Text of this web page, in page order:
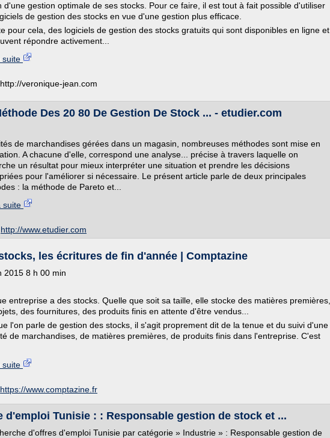
d'une gestion optimale de ses stocks. Pour ce faire, il est tout à fait possible d'utiliser
de gestion des stocks en vue d'une gestion plus efficace.
pour cela, des logiciels de gestion des stocks gratuits qui sont disponibles en ligne et
répondre activement...
suite
http://veronique-jean.com
Des 20 80 De Gestion De Stock ... - etudier.com
de marchandises gérées dans un magasin, nombreuses méthodes sont mise en
A chacune d'elle, correspond une analyse... précise à travers laquelle on
un résultat pour mieux interpréter une situation et prendre les décisions
pour l'améliorer si nécessaire. Le présent article parle de deux principales
: la méthode de Pareto et...
suite
http://www.etudier.com
les écritures de fin d'année | Comptazine
2015 8 h 00 min
entreprise a des stocks. Quelle que soit sa taille, elle stocke des matières premières,
des fournitures, des produits finis en attente d'être vendus...
l'on parle de gestion des stocks, il s'agit proprement dit de la tenue et du suivi d'une
de marchandises, de matières premières, de produits finis dans l'entreprise. C'est
suite
https://www.comptazine.fr
d'emploi Tunisie : : Responsable gestion de stock et ...
d'offres d'emploi Tunisie par catégorie » Industrie » : Responsable gestion de